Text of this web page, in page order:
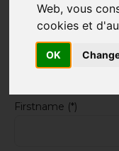
Web, vous
cookies et
OK
CONTACT
Do you want to be part
contact us for more
Firstname (*)